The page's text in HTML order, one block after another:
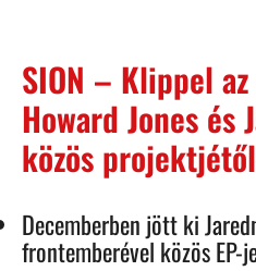
SION – Klippel
Howard Jones és
közös
Decemberben jött ki
frontemberével közös EP-